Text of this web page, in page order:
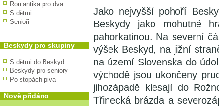
Romantika pro dva
S dětmi
Senioři
Beskydy pro skupiny
S dětmi do Beskyd
Beskydy pro seniory
Po stopách piva
Nově přidáno
Jako nejvyšší pohoří
Beskydy jako mohutné
pahorkatinou. Na severní
výšek Beskyd, na jižní
na území Slovenska do
východě jsou ukončeny
jihozápadě klesají do
Třinecká brázda a